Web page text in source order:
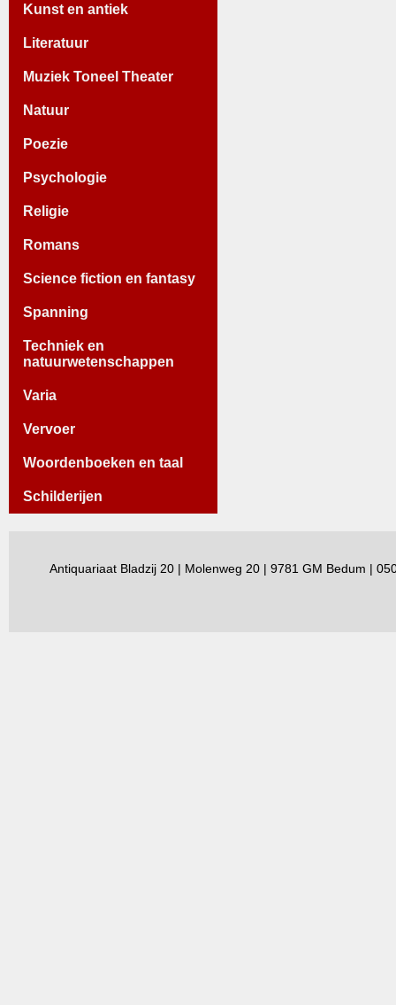
Kunst en antiek
Literatuur
Muziek Toneel Theater
Natuur
Poezie
Psychologie
Religie
Romans
Science fiction en fantasy
Spanning
Techniek en
natuurwetenschappen
Varia
Vervoer
Woordenboeken en taal
Schilderijen
Antiquariaat Bladzij 20 | Molenweg 20 | 9781 GM Bedum |